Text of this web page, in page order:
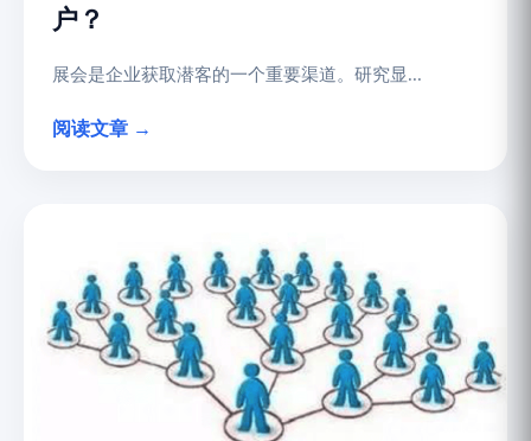
户？
展会是企业获取潜客的一个重要渠道。研究显...
阅读文章 →